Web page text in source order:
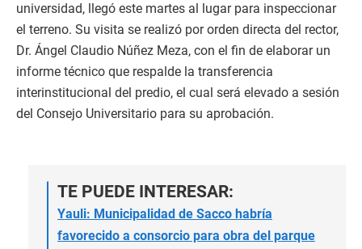
universidad, llegó este martes al lugar para inspeccionar
el terreno. Su visita se realizó por orden directa del rector,
Dr. Ángel Claudio Núñez Meza, con el fin de elaborar un
informe técnico que respalde la transferencia
interinstitucional del predio, el cual será elevado a sesión
del Consejo Universitario para su aprobación.
TE PUEDE INTERESAR:
Yauli: Municipalidad de Sacco habría
favorecido a consorcio para obra del parque